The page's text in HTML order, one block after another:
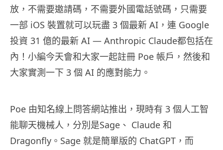
放，不需要邀請碼，不需要外國電話號碼，只需要
一部 iOS 裝置就可以玩盡 3 個最新 AI，連 Google
投資 31 億的最新 AI — Anthropic Claude都包括在
內！小編今天會和大家一起註冊 Poe 帳戶，然後和
大家實測一下 3 個 AI 的應對能力。
Poe 由知名線上問答網站推出，現時有 3 個人工智
能聊天機械人，分別是Sage、 Claude 和
Dragonfly。Sage 就是簡單版的 ChatGPT，而